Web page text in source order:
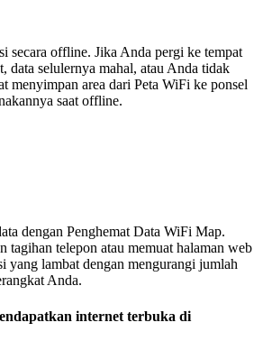
secara offline. Jika Anda pergi ke tempat
data selulernya mahal, atau Anda tidak
menyimpan area dari Peta WiFi ke ponsel
saat offline.
dengan Penghemat Data WiFi Map.
tagihan telepon atau memuat halaman web
yang lambat dengan mengurangi jumlah
Anda.
internet terbuka di